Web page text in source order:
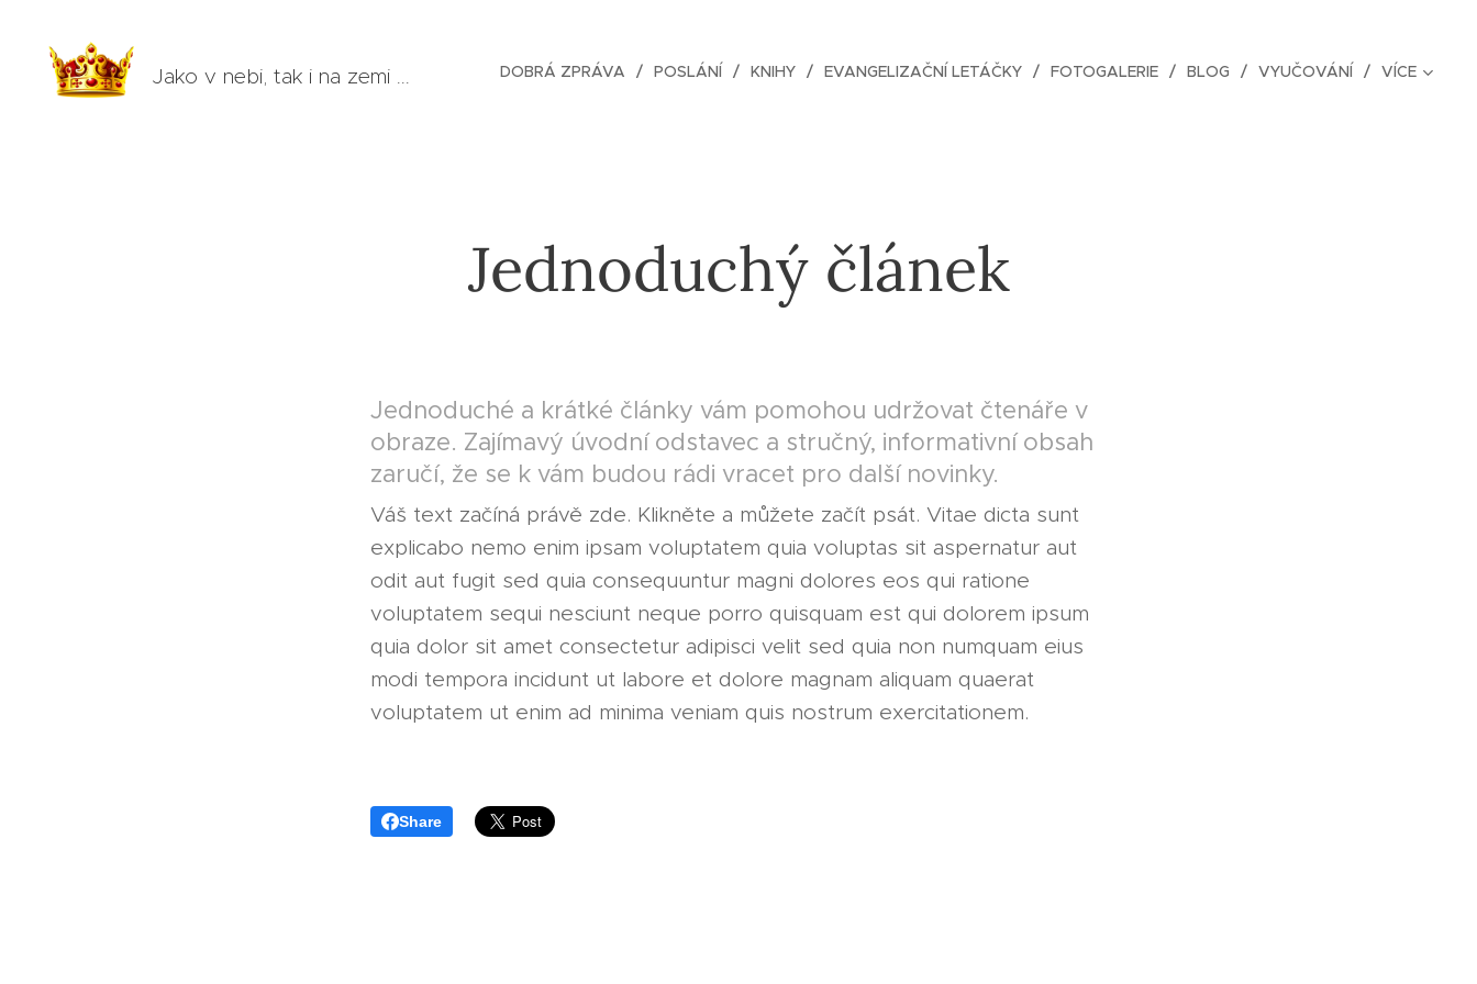
Jako v nebi, tak i na zemi ... DOBRÁ ZPRÁVA POSLÁNÍ KNIHY EVANGELIZAČNÍ LETÁČKY FOTOGALERIE BLOG VYUČOVÁNÍ VÍCE
Jednoduchý článek
Jednoduché a krátké články vám pomohou udržovat čtenáře v
obraze. Zajímavý úvodní odstavec a stručný, informativní obsah
zaručí, že se k vám budou rádi vracet pro další novinky.
Váš text začíná právě zde. Klikněte a můžete začít psát. Vitae dicta sunt
explicabo nemo enim ipsam voluptatem quia voluptas sit aspernatur aut
odit aut fugit sed quia consequuntur magni dolores eos qui ratione
voluptatem sequi nesciunt neque porro quisquam est qui dolorem ipsum
quia dolor sit amet consectetur adipisci velit sed quia non numquam eius
modi tempora incidunt ut labore et dolore magnam aliquam quaerat
voluptatem ut enim ad minima veniam quis nostrum exercitationem.
Share